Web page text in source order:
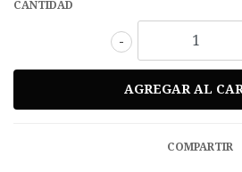
CANTIDAD
-
COMPARTIR